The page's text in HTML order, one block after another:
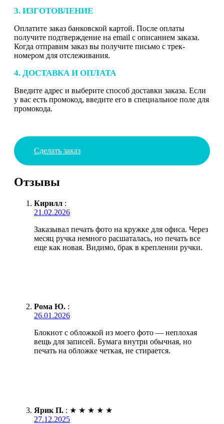
3. ИЗГОТОВЛЕНИЕ
Оплатите заказ банковской картой. После оплаты
получите подтверждение на email с описанием заказа.
Когда отправим заказ вы получите письмо с трек-
номером для отслеживания.
4. ДОСТАВКА И ОПЛАТА
Введите адрес и выберите способ доставки заказа. Если
у вас есть промокод, введите его в специальное поле для
промокода.
Сделать заказ
Отзывы
Кирилл :
21.02.2026
Заказывал печать фото на кружке для офиса. Через
месяц ручка немного расшаталась, но печать все
еще как новая. Видимо, брак в креплении ручки.
Рома Ю. :
26.01.2026
Блокнот с обложкой из моего фото — неплохая
вещь для записей. Бумага внутри обычная, но
печать на обложке четкая, не стирается.
Ярик П. : ★ ★ ★ ★ ★
27.12.2025